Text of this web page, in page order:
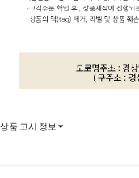
상품 고시 정보